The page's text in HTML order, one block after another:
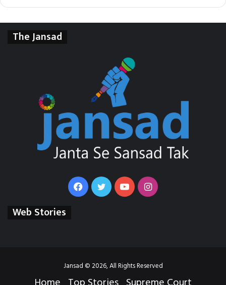
The Jansad
FacebookTwitterYouTubeInstagram
Web Stories
Jansad © 2026, All Rights Reserved
Home Top Stories Supreme Court